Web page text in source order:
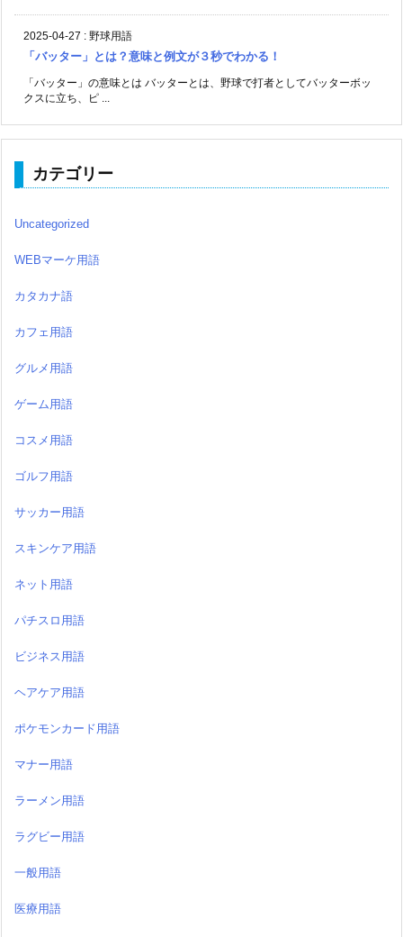
2025-04-27 : 野球用語
「バッター」とは？意味と例文が３秒でわかる！
「バッター」の意味とは バッターとは、野球で打者としてバッターボッ
クスに立ち、ピ ...
カテゴリー
Uncategorized
WEBマーケ用語
カタカナ語
カフェ用語
グルメ用語
ゲーム用語
コスメ用語
ゴルフ用語
サッカー用語
スキンケア用語
ネット用語
パチスロ用語
ビジネス用語
ヘアケア用語
ポケモンカード用語
マナー用語
ラーメン用語
ラグビー用語
一般用語
医療用語